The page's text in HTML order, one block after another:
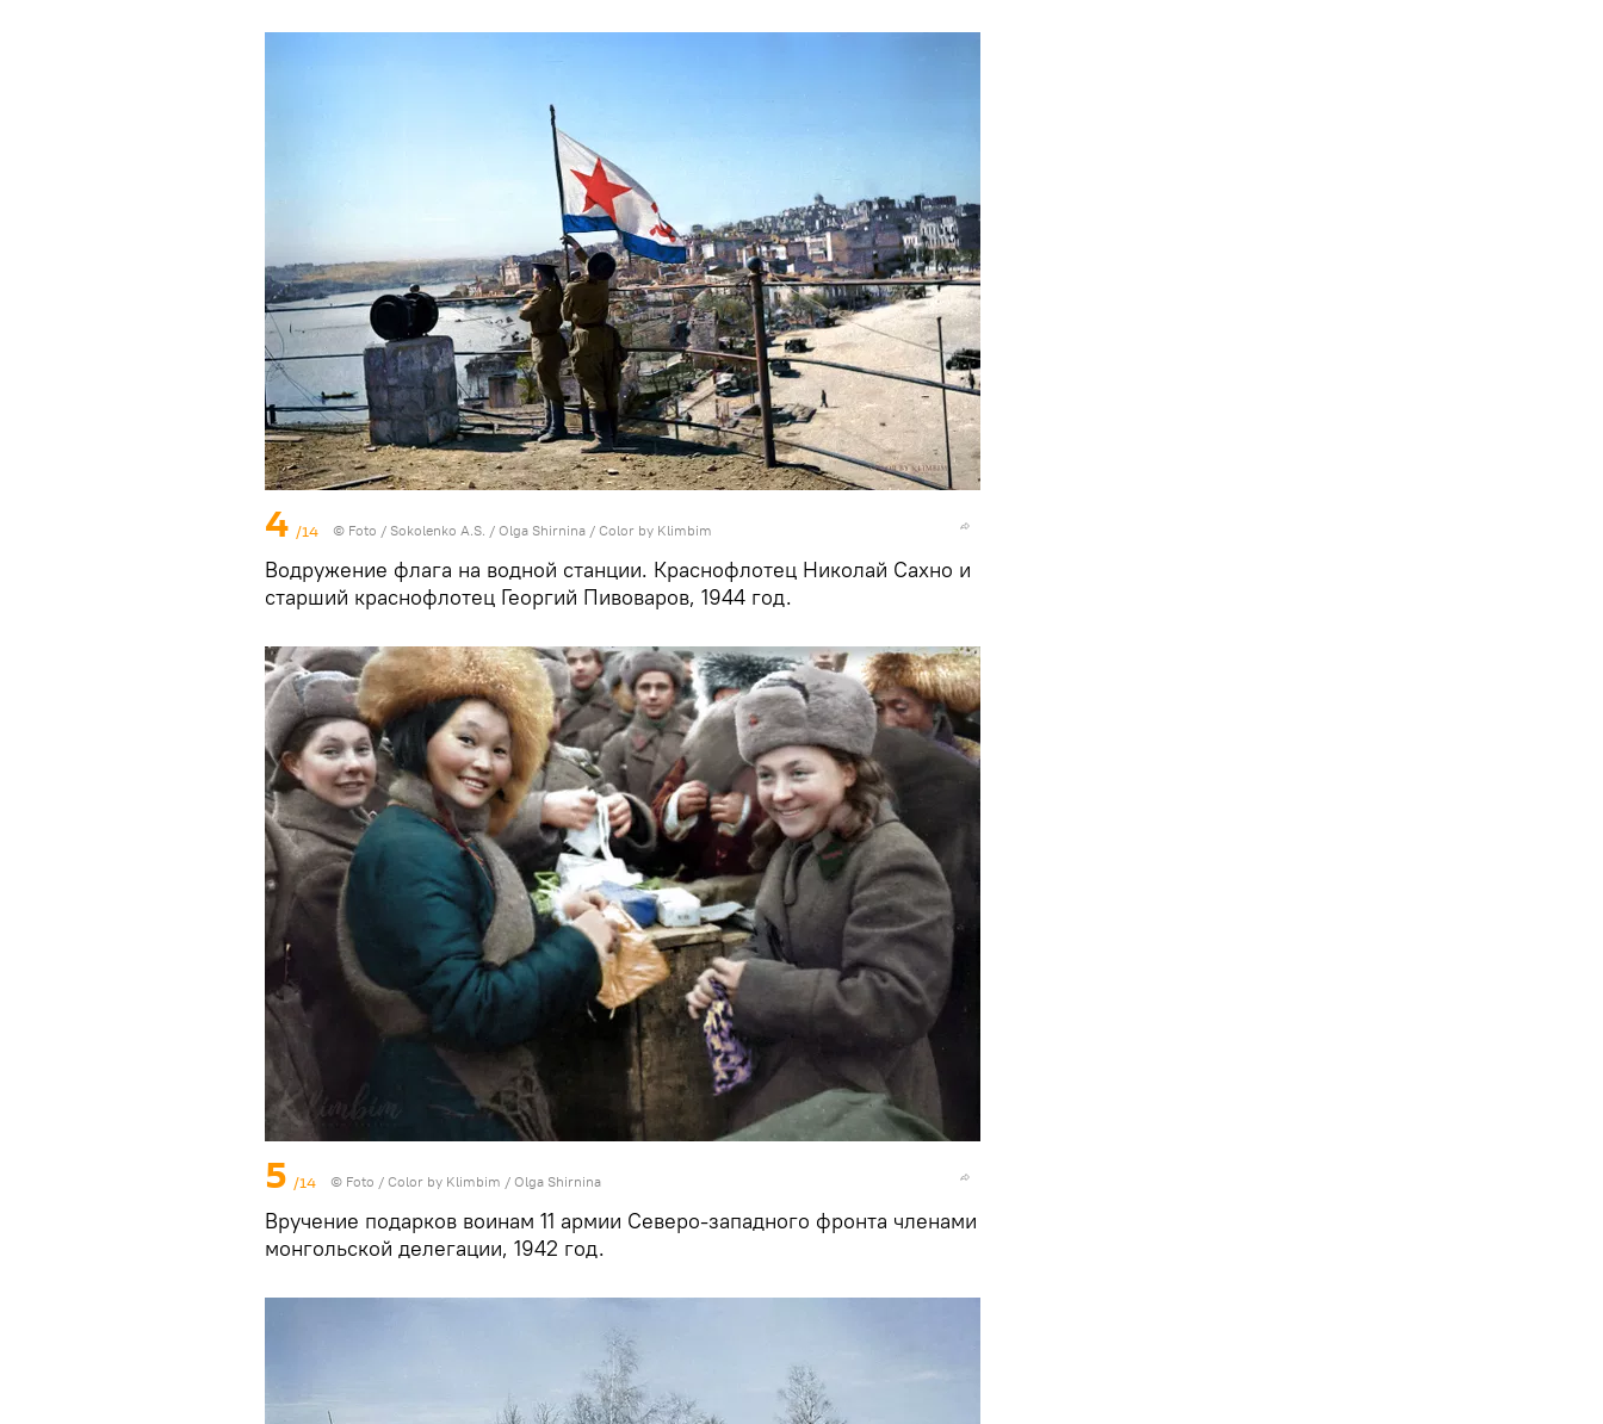
4 /14 © Foto / Sokolenko A.S. / Olga Shirnina / Color by Klimbim
Водружение флага на водной станции. Краснофлотец Николай Сахно и
старший краснофлотец Георгий Пивоваров, 1944 год.
5 /14 © Foto / Color by Klimbim / Olga Shirnina
Вручение подарков воинам 11 армии Северо-западного фронта членами
монгольской делегации, 1942 год.